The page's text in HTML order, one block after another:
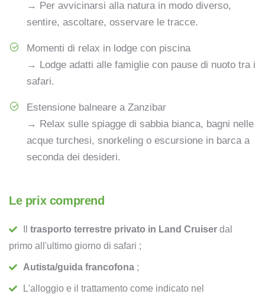
→ Per avvicinarsi alla natura in modo diverso,
sentire, ascoltare, osservare le tracce.
Momenti di relax in lodge con piscina
→ Lodge adatti alle famiglie con pause di nuoto tra i
safari.
Estensione balneare a Zanzibar
→ Relax sulle spiagge di sabbia bianca, bagni nelle
acque turchesi, snorkeling o escursione in barca a
seconda dei desideri.
Le prix comprend
trasporto terrestre privato in Land Cruiser dal
primo all'ultimo giorno di safari ;
Autista/guida francofona ;
L'alloggio e il trattamento come indicato nel